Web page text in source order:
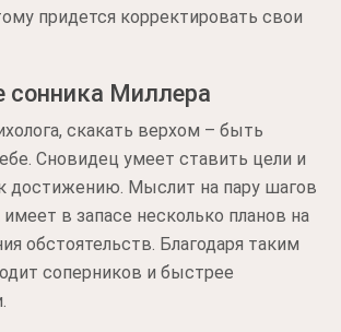
придется корректировать свои
сонника Миллера
скакать верхом – быть
Сновидец умеет ставить цели и
достижению. Мыслит на пару шагов
в запасе несколько планов на
обстоятельств. Благодаря таким
соперников и быстрее